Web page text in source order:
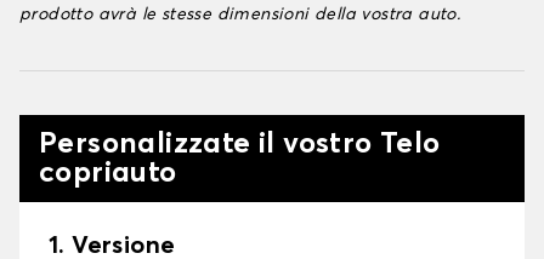
prodotto avrà le stesse dimensioni della vostra auto.
Personalizzate il vostro Telo
copriauto
1. Versione